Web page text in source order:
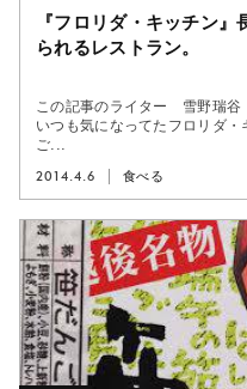
『フロリダ・キッチン
られるレストラン。
この記事のライター 雪野瑞谷
いつも気になってたフロリダ
ご...
2014.4.6 食べる